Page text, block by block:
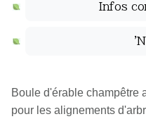
Infos
Boule d'érable champêtre
pour les alignements